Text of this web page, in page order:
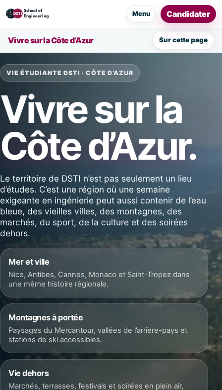
Menu Candidater
Vivre sur la Côte d’Azur Sur cette page
VIE ÉTUDIANTE DSTI · CÔTE D’AZUR
Vivre sur la
Côte d’Azur.
Le territoire de DSTI n’est pas seulement un lieu
d’études. C’est une région où une semaine
exigeante en ingénierie peut aussi contenir de l’eau
bleue, des vieilles villes, des montagnes, des
marchés, du sport, de la culture et des soirées
dehors.
Mer et ville
Nice, Antibes, Cannes, Monaco et Saint-Tropez dans
une même histoire régionale.
Montagnes à portée
Paysages du Mercantour, vallées de l’arrière-pays et
stations de ski accessibles.
Vie dehors
Marchés, terrasses, festivals et soirées en plein air,